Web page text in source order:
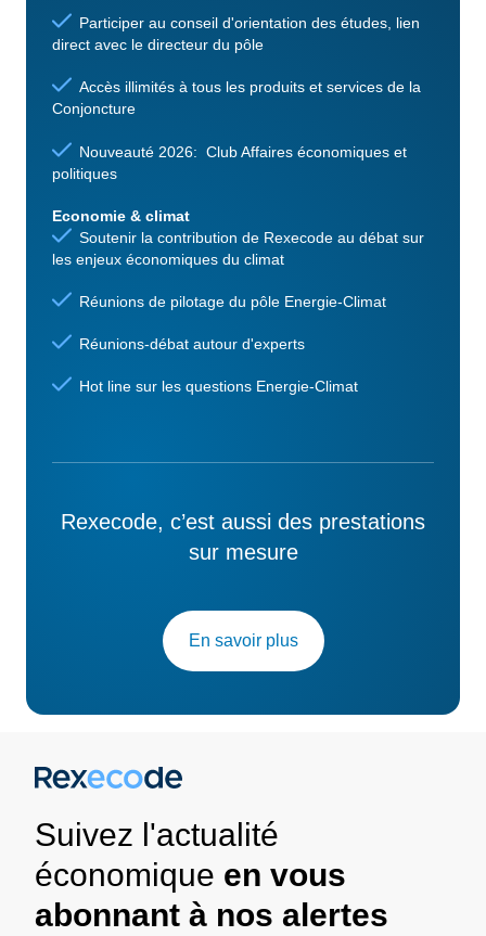
Participer au conseil d'orientation des études, lien
direct avec le directeur du pôle
Accès illimités à tous les produits et services de la
Conjoncture
Nouveauté 2026: Club Affaires économiques et
politiques
Economie & climat
Soutenir la contribution de Rexecode au débat sur
les enjeux économiques du climat
Réunions de pilotage du pôle Energie-Climat
Réunions-débat autour d'experts
Hot line sur les questions Energie-Climat
Rexecode, c’est aussi des prestations
sur mesure
En savoir plus
Suivez l'actualité
économique en vous
abonnant à nos alertes